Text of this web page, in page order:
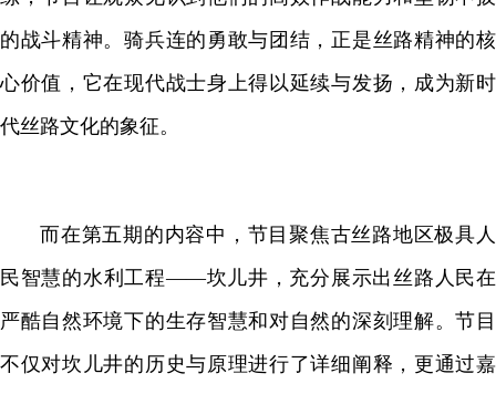
的战斗精神。骑兵连的勇敢与团结，正是丝路精神的核
心价值，它在现代战士身上得以延续与发扬，成为新时
代丝路文化的象征。
而在第五期的内容中，节目聚焦古丝路地区极具人
民智慧的水利工程——坎儿井，充分展示出丝路人民在
严酷自然环境下的生存智慧和对自然的深刻理解。节目
不仅对坎儿井的历史与原理进行了详细阐释，更通过嘉